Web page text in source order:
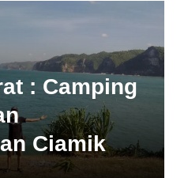
: Camping
Ciamik